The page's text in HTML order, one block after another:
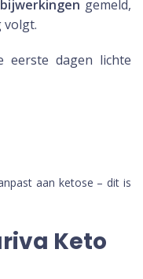
gemeld,
volgt.
eerste dagen lichte
aan ketose – dit is
Keto